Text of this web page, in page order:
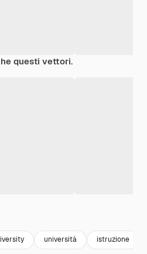
questi vettori.
università istruzione